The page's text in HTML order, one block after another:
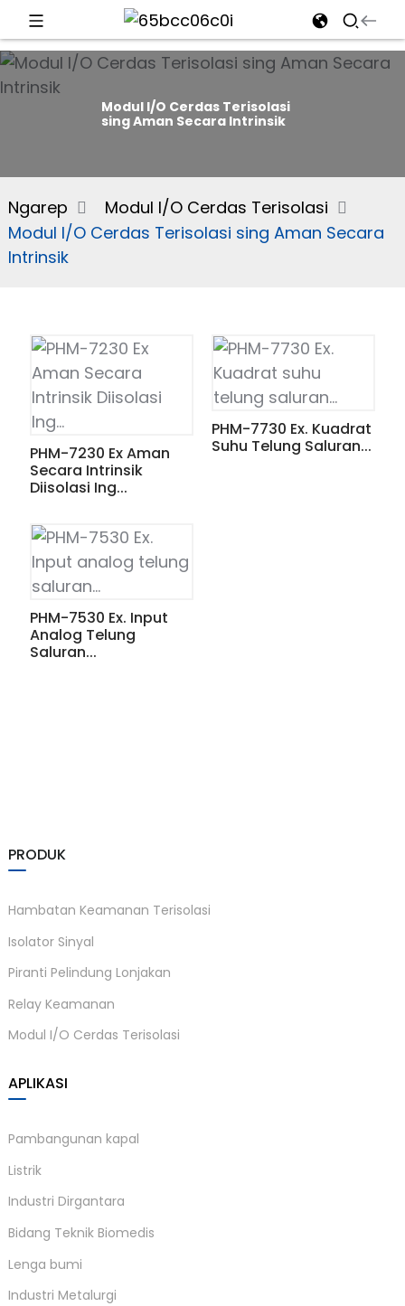
Modul I/O Cerdas Terisolasi
sing Aman Secara Intrinsik
Ngarep
Modul I/O Cerdas Terisolasi
Modul I/O Cerdas Terisolasi sing Aman Secara
Intrinsik
PHM-7230 Ex Aman
Secara Intrinsik
Diisolasi Ing...
PHM-7730 Ex. Kuadrat
Suhu Telung Saluran...
PHM-7530 Ex. Input
Analog Telung
Saluran...
PRODUK
Hambatan Keamanan Terisolasi
Isolator Sinyal
Piranti Pelindung Lonjakan
Relay Keamanan
Modul I/O Cerdas Terisolasi
APLIKASI
Pambangunan kapal
Listrik
Industri Dirgantara
Bidang Teknik Biomedis
Lenga bumi
Industri Metalurgi